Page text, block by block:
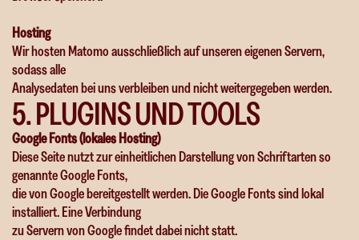
Hosting
Wir hosten Matomo ausschließlich auf unseren eigenen Servern,
sodass alle
Analysedaten bei uns verbleiben und nicht weitergegeben werden.
5.PLUGINSUNDTOOLS
Google Fonts (lokales Hosting)
Diese Seite nutzt zur einheitlichen Darstellung von Schriftarten so
genannte Google Fonts,
die von Google bereitgestellt werden. Die Google Fonts sind lokal
installiert. Eine Verbindung
zu Servern von Google findet dabei nicht statt.